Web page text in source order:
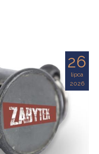
26
lipca
2026